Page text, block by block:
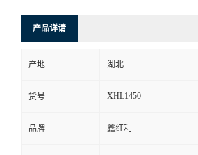
产品详请
产地 湖北
货号 XHL1450
品牌 鑫红利